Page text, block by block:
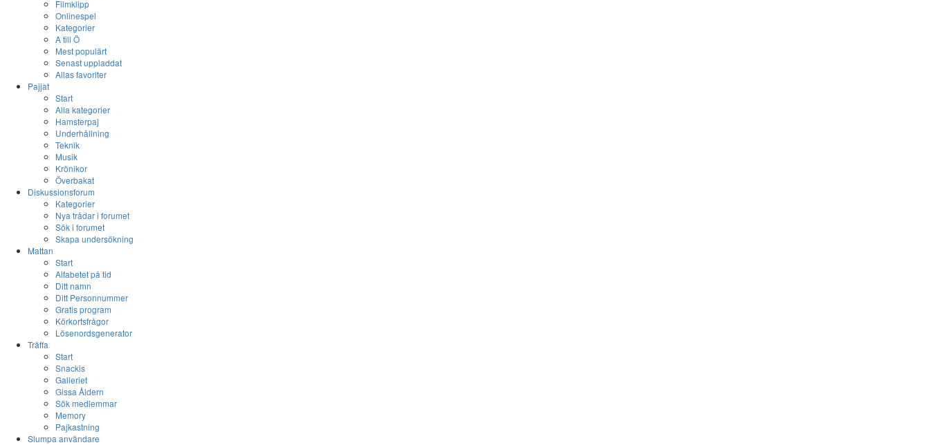
Filmklipp
Onlinespel
Kategorier
A till Ö
Mest populärt
Senast uppladdat
Allas favoriter
Pajjat
Start
Alla kategorier
Hamsterpaj
Underhållning
Teknik
Musik
Krönikor
Överbakat
Diskussionsforum
Kategorier
Nya trådar i forumet
Sök i forumet
Skapa undersökning
Mattan
Start
Alfabetet på tid
Ditt namn
Ditt Personnummer
Gratis program
Körkortsfrågor
Lösenordsgenerator
Träffa
Start
Snackis
Galleriet
Gissa Åldern
Sök medlemmar
Memory
Pajkastning
Slumpa användare